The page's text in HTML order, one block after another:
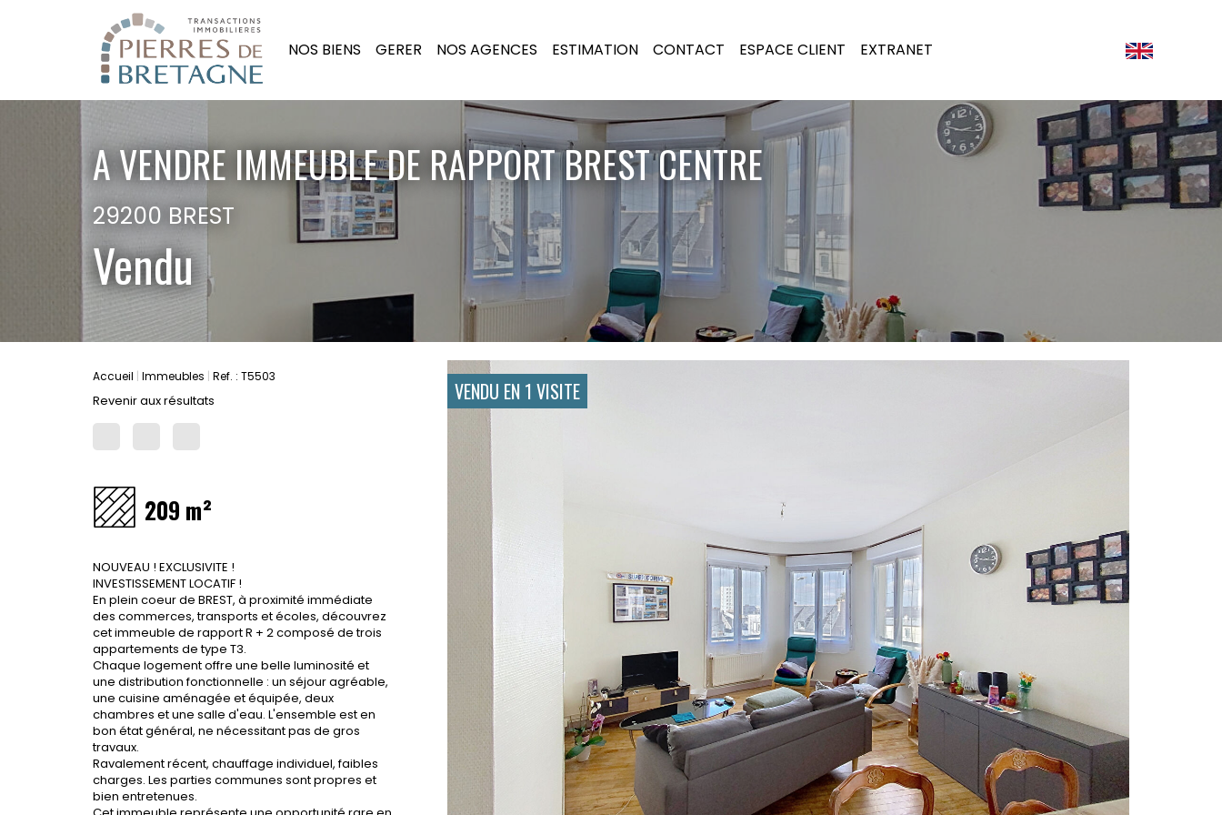
NOS BIENS GERER NOS AGENCES ESTIMATION CONTACT ESPACE CLIENT EXTRANET
A VENDRE IMMEUBLE DE RAPPORT BREST CENTRE
29200 BREST
Vendu
Accueil Immeubles Ref. : T5503
Revenir aux résultats VENDU EN 1 VISITE
209 m²
NOUVEAU ! EXCLUSIVITE !
INVESTISSEMENT LOCATIF !
En plein coeur de BREST, à proximité immédiate
des commerces, transports et écoles, découvrez
cet immeuble de rapport R + 2 composé de trois
appartements de type T3.
Chaque logement offre une belle luminosité et
une distribution fonctionnelle : un séjour agréable,
une cuisine aménagée et équipée, deux
chambres et une salle d'eau. L'ensemble est en
bon état général, ne nécessitant pas de gros
travaux.
Ravalement récent, chauffage individuel, faibles
charges. Les parties communes sont propres et
bien entretenues.